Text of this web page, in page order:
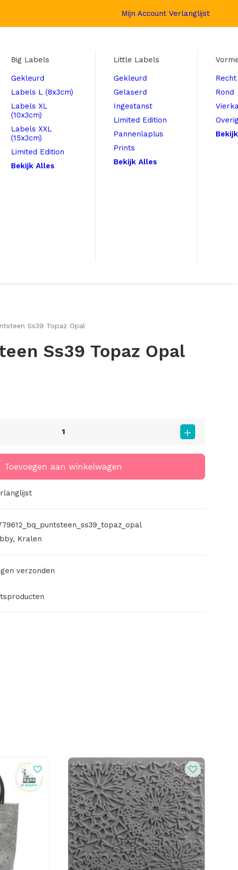
Mijn Account Verlanglijst
Big Labels
Gekleurd
Labels L (8x3cm)
Labels XL
(10x3cm)
Labels XXL
(15x3cm)
Limited Edition
Bekijk Alles
Little Labels
Gekleurd
Gelaserd
Ingestanst
Limited Edition
Pannenlaplus
Prints
Bekijk Alles
Recht
Rond
Ss39 Topaz Opal
Ss39 Topaz Opal
Toevoegen aan winkelwagen
, Kralen
verzonden